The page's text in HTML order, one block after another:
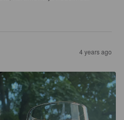
4 years ago